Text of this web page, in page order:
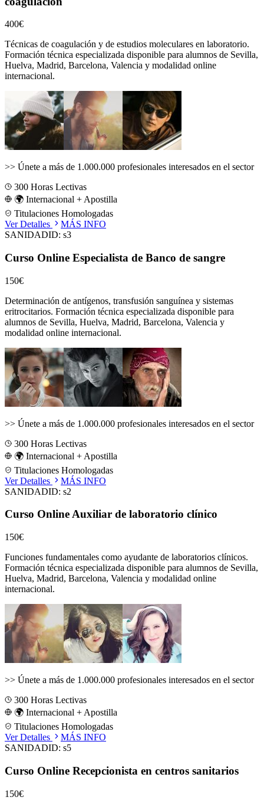
400€
Técnicas de coagulación y de estudios moleculares en laboratorio.
Formación técnica especializada disponible para alumnos de Sevilla,
Huelva, Madrid, Barcelona, Valencia y modalidad online
internacional.
>> Únete a más de 1.000.000 profesionales interesados en el sector
300 Horas Lectivas
🌍 Internacional + Apostilla
Titulaciones Homologadas
Ver Detalles
MÁS INFO
SANIDADID: s3
Curso Online Especialista de Banco de sangre
150€
Determinación de antígenos, transfusión sanguínea y sistemas
eritrocitarios. Formación técnica especializada disponible para
alumnos de Sevilla, Huelva, Madrid, Barcelona, Valencia y
modalidad online internacional.
>> Únete a más de 1.000.000 profesionales interesados en el sector
300 Horas Lectivas
🌍 Internacional + Apostilla
Titulaciones Homologadas
Ver Detalles
MÁS INFO
SANIDADID: s2
Curso Online Auxiliar de laboratorio clínico
150€
Funciones fundamentales como ayudante de laboratorios clínicos.
Formación técnica especializada disponible para alumnos de Sevilla,
Huelva, Madrid, Barcelona, Valencia y modalidad online
internacional.
>> Únete a más de 1.000.000 profesionales interesados en el sector
300 Horas Lectivas
🌍 Internacional + Apostilla
Titulaciones Homologadas
Ver Detalles
MÁS INFO
SANIDADID: s5
Curso Online Recepcionista en centros sanitarios
150€